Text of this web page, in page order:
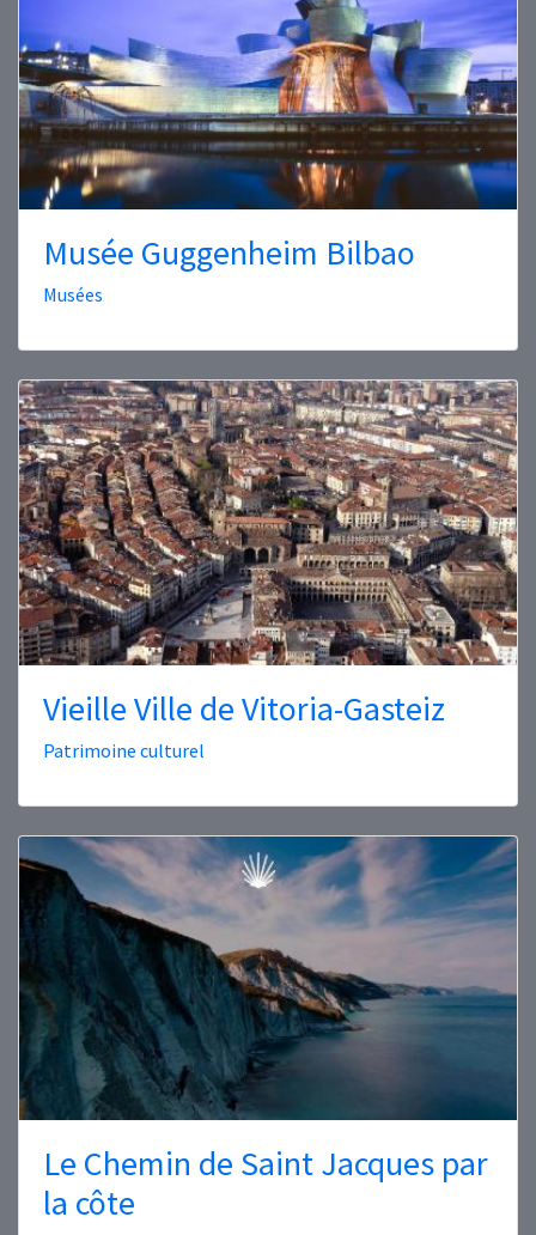
Musée Guggenheim Bilbao
Musées
Vieille Ville de Vitoria-Gasteiz
Patrimoine culturel
Le Chemin de Saint Jacques par
la côte